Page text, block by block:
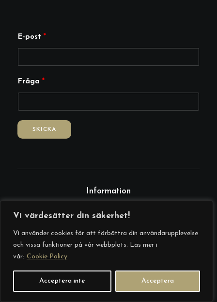
Vi värdesätter din säkerhet!
Vi använder cookies för att förbättra din användarupplevelse
och vissa funktioner på vår webbplats. Läs mer i
vår: Cookie Policy
Acceptera inte Acceptera
E-post *
E
t
a
Fråga *
SKICKA
Information
0765821769
info@africanqueen.se
Stockholm, Sverige
Policy & Villkor